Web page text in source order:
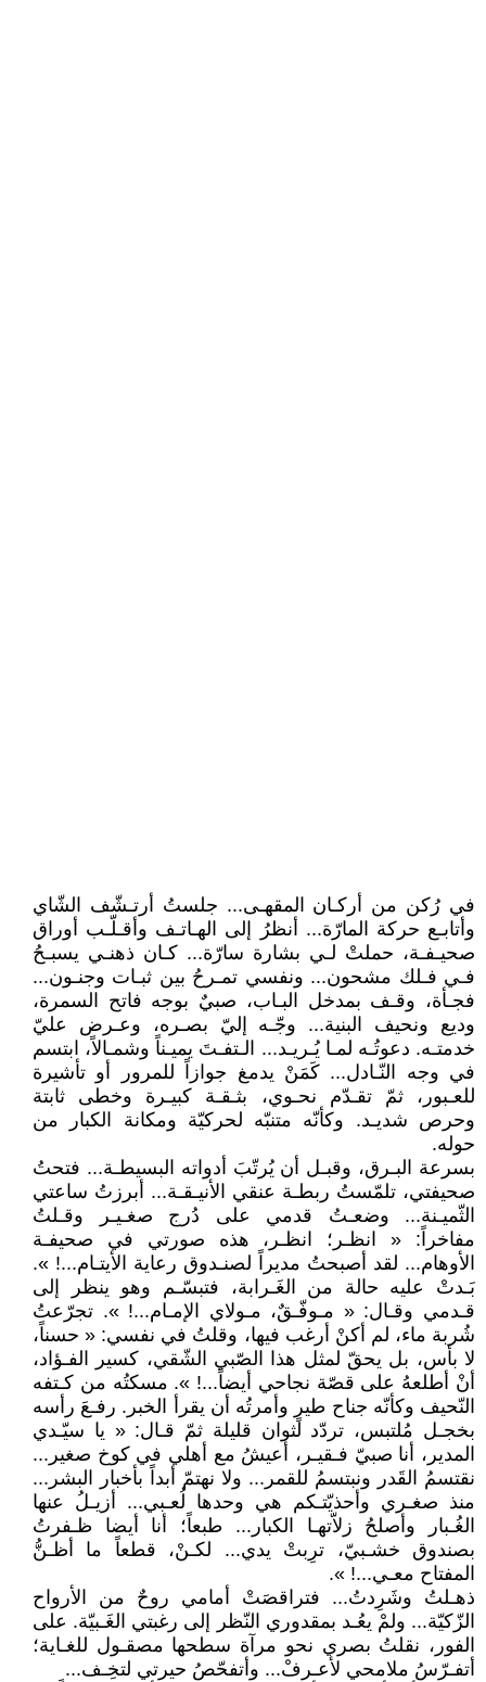
في رُكن من أركـان المقهـى... جلستُ أرتـشّف الشّاي
وأتابـع حركة المارّة... أنظرُ إلى الهـاتـف وأقـلّـب أوراق
صحيـفـة، حملتْ لـي بشارة سارّة... كـان ذهنـي يسبـحُ
فـي فـلك مشحون... ونفسي تمـرحُ بين ثبـات وجنـون...
فجـأة، وقـف بمدخل البـاب، صبيٌ بوجه فاتح السمرة،
وديع ونحيف البنية... وجّـه إليّ بصـره، وعـرض عليّ
خدمتـه. دعوتُـه لمـا يُـريـد... الـتفـتَ يميـناً وشمـالاً، ابتسم
في وجه النّـادل... كَمَنْ يدمغ جوازاً للمرور أو تأشيرة
للعـبور، ثمّ تقـدّم نحـوي، بثـقـة كبيـرة وخطى ثابتة
وحرص شديـد. وكأنّه متنبّه لحركيّة ومكانة الكبار من
حوله.
بسرعة البـرق، وقبـل أن يُرتّبَ أدواته البسيطـة... فتحتُ
صحيفتي، تلمّستُ ربطـة عنقي الأنيـقـة... أبرزتُ ساعتي
الثّميـنة... وضعـتُ قدمي على دُرج صغـيـر وقـلتُ
مفاخراً: « انظـر؛ انظـر، هذه صورتي في صحيفـة
الأوهام... لقد أصبحتُ مديراً لصنـدوق رعاية الأيتـام...! ».
بَـدتْ عليه حالة من الغَـرابة، فتبسّـم وهو ينظر إلى
قـدمي وقـال: « مـوفّـقٌ، مـولاي الإمـام...! ». تجرّعتُ
شُربة ماء، لم أكنْ أرغب فيها، وقلتُ في نفسي: « حسناً،
لا بأس، بل يحقّ لمثل هذا الصّبي الشّقي، كسير الفـؤاد،
أنْ أطلعهُ على قصّة نجاحي أيضاً...! ». مسكتُه من كـتفه
النّحيف وكأنّه جناح طيرٍ وأمرتُه أن يقرأ الخبر. رفـعَ رأسه
بخجـل مُلتبس، تردّد لثوان قليلة ثمّ قـال: « يا سيّـدي
المدير، أنا صبيّ فـقيـر، أعيشُ مع أهلي في كوخ صغير...
نقتسمُ القَدر ونبتسمُ للقمر... ولا نهتمّ أبداً بأخبار البشر...
منذ صغـري وأحذيّتـكم هي وحدها لُعـبي... أزيـلُ عنها
الغُـبار وأصلحُ زلاّتهـا الكبار... طبعاً؛ أنا أيضا ظـفرتُ
بصندوق خشـبيّ، ترِبتْ يدي... لكـنْ، قطعاً ما أظـنُّ
المفتاح معـي...! ».
ذهـلتُ وشَرِدتُ... فتراقصَتْ أمامي روحٌ من الأرواح
الزّكيّة... ولمْ يعُـد بمقدوري النّظر إلى رغبتي الغَـبيّة. على
الفور، نقلتُ بصري نحو مرآة سطحها مصقـول للغـاية؛
أتفـرّسُ ملامحي لأعـرفْ... وأتفحّصُ حيرتي لتخِـف...